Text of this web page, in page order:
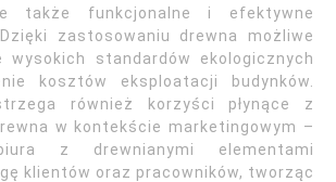
także funkcjonalne i efektywne
zastosowaniu drewna możliwe
wysokich standardów ekologicznych
kosztów eksploatacji budynków.
również korzyści płynące z
w kontekście marketingowym –
z drewnianymi elementami
klientów oraz pracowników, tworząc